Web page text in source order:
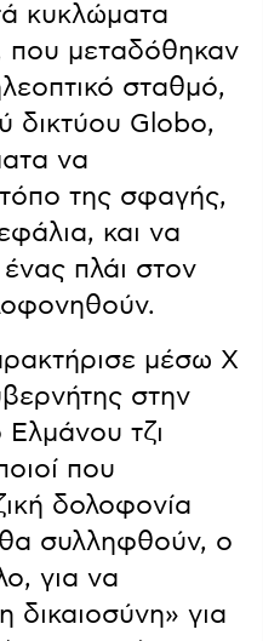
κυκλώματα
που μεταδόθηκαν
σταθμό,
δικτύου Globo,
να
της σφαγής,
και να
πλάι στον
μέσω X
στην
Ελμάνου τζι
που
δολοφονία
συλληφθούν, ο
για να
δικαιοσύνη» για